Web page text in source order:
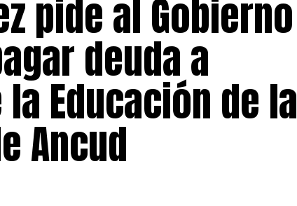
pide al Gobierno
deuda a
Educación de la
Ancud